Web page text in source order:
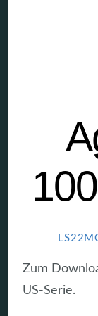
Zum
US-Serie.